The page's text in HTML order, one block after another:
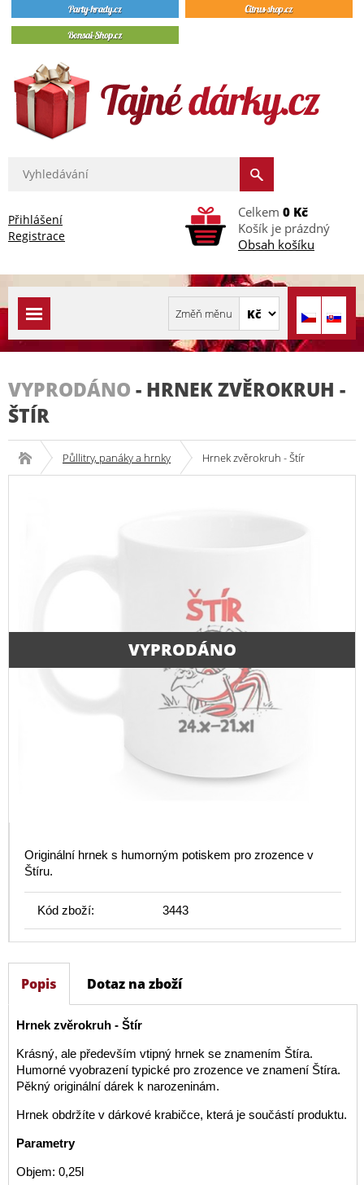
Přihlášení
Registrace
Celkem 0 Kč
Košík je prázdný
Obsah košíku
VYPRODÁNO - HRNEK ZVĚROKRUH -
ŠTÍR
Půllitry, panáky a hrnky Hrnek zvěrokruh - Štír
VYPRODÁNO
Originální hrnek s humorným potiskem pro zrozence v
Štíru.
Kód zboží: 3443
Popis Dotaz na zboží
Hrnek zvěrokruh - Štír
Krásný, ale především vtipný hrnek se znamením Štíra.
Humorné vyobrazení typické pro zrozence ve znamení Štíra.
Pěkný originální dárek k narozeninám.
Hrnek obdržíte v dárkové krabičce, která je součástí produktu.
Parametry
Objem: 0,25l